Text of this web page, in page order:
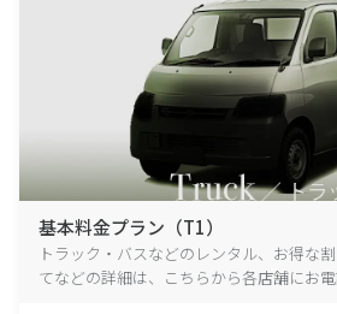
基本料金プラン（T1）
トラック・バスなどのレンタル、お得な
てなどの詳細は、こちらから各店舗にお電